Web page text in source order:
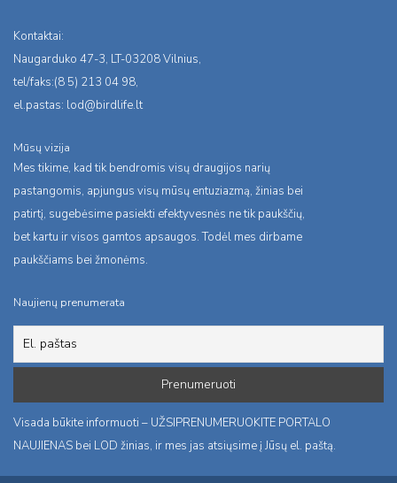
Kontaktai:
Naugarduko 47-3, LT-03208 Vilnius,
tel/faks:(8 5) 213 04 98,
el.pastas: lod@birdlife.lt
Mūsų vizija
Mes tikime, kad tik bendromis visų draugijos narių
pastangomis, apjungus visų mūsų entuziazmą, žinias bei
patirtį, sugebėsime pasiekti efektyvesnės ne tik paukščių,
bet kartu ir visos gamtos apsaugos. Todėl mes dirbame
paukščiams bei žmonėms.
Naujienų prenumerata
Visada būkite informuoti – UŽSIPRENUMERUOKITE PORTALO
NAUJIENAS bei LOD žinias, ir mes jas atsiųsime į Jūsų el. paštą.